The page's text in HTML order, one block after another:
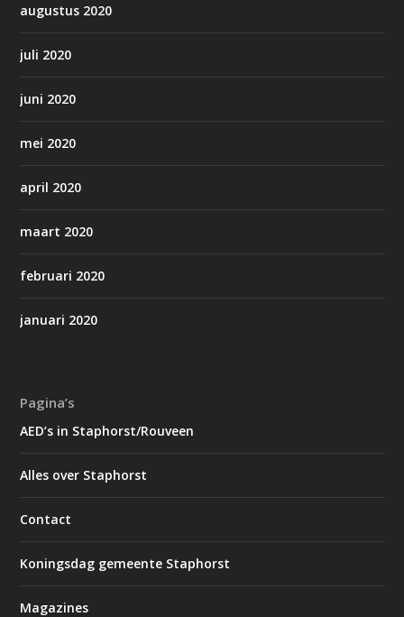
augustus 2020
juli 2020
juni 2020
mei 2020
april 2020
maart 2020
februari 2020
januari 2020
Pagina’s
AED’s in Staphorst/Rouveen
Alles over Staphorst
Contact
Koningsdag gemeente Staphorst
Magazines